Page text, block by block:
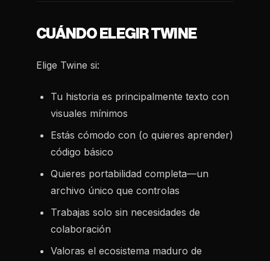
CUÁNDO ELEGIR TWINE
Elige Twine si:
Tu historia es principalmente texto con
visuales mínimos
Estás cómodo con (o quieres aprender)
código básico
Quieres portabilidad completa—un
archivo único que controlas
Trabajas solo sin necesidades de
colaboración
Valoras el ecosistema maduro de